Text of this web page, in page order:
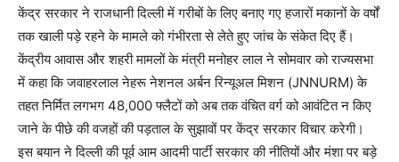
केंद्र सरकार ने राजधानी दिल्ली में गरीबों के लिए बनाए गए हजारों मकानों के वर्षों
तक खाली पड़े रहने के मामले को गंभीरता से लेते हुए जांच के संकेत दिए हैं।
केंद्रीय आवास और शहरी मामलों के मंत्री मनोहर लाल ने सोमवार को राज्यसभा
में कहा कि जवाहरलाल नेहरू नेशनल अर्बन रिन्यूअल मिशन (JNNURM) के
तहत निर्मित लगभग 48,000 फ्लैटों को अब तक वंचित वर्ग को आवंटित न किए
जाने के पीछे की वजहों की पड़ताल के सुझावों पर केंद्र सरकार विचार करेगी।
इस बयान ने दिल्ली की पूर्व आम आदमी पार्टी सरकार की नीतियों और मंशा पर बड़े